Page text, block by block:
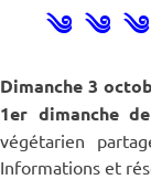
༄ ༄ ༄
Dimanche 3
1er dimanche
végétarien
Informations et